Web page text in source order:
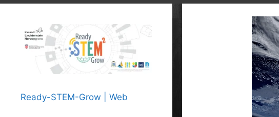
Ready-STEM-Grow | Web